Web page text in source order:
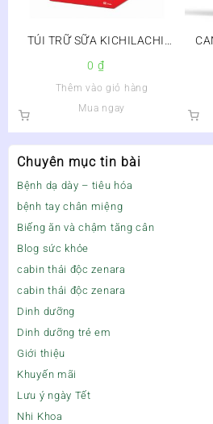
Chuyên mục tin bài
Bệnh dạ dày – tiêu hóa
bệnh tay chân miệng
Biếng ăn và chậm tăng cân
Blog sức khỏe
cabin thải độc zenara
cabin thải độc zenara
Dinh dưỡng
Dinh dưỡng trẻ em
Giới thiệu
Khuyến mãi
Lưu ý ngày Tết
Nhi Khoa
TÚI TRỮ SỮA KICHILACHI
0 ₫
Thêm vào giỏ hàng
Mua ngay